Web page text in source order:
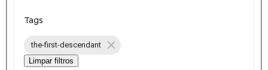
Tags
the-first-descendant
Limpar filtros